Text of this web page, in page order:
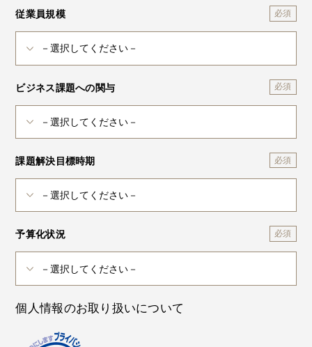
従業員規模
ビジネス課題への関与
課題解決目標時期
予算化状況
個人情報のお取り扱いについて